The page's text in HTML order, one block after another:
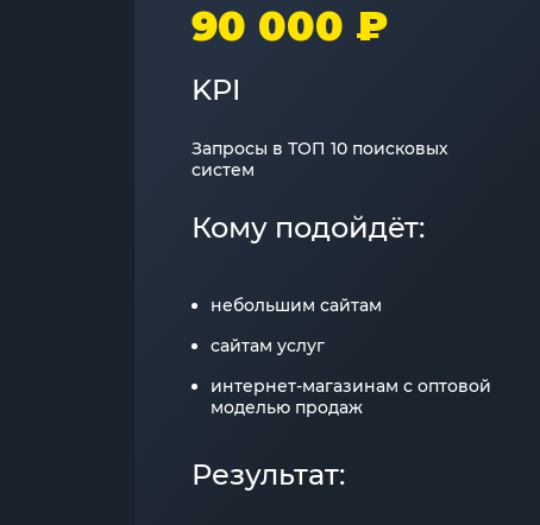
90 000 ₽
KPI
Запросы в ТОП 10 поисковых
систем
Кому подойдёт:
небольшим сайтам
сайтам услуг
интернет-магазинам с оптовой
моделью продаж
Результат: